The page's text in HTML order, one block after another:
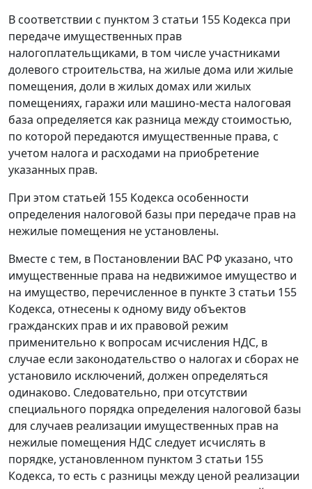
В соответствии с пунктом 3 статьи 155 Кодекса при
передаче имущественных прав
налогоплательщиками, в том числе участниками
долевого строительства, на жилые дома или жилые
помещения, доли в жилых домах или жилых
помещениях, гаражи или машино-места налоговая
база определяется как разница между стоимостью,
по которой передаются имущественные права, с
учетом налога и расходами на приобретение
указанных прав.
При этом статьей 155 Кодекса особенности
определения налоговой базы при передаче прав на
нежилые помещения не установлены.
Вместе с тем, в Постановлении ВАС РФ указано, что
имущественные права на недвижимое имущество и
на имущество, перечисленное в пункте 3 статьи 155
Кодекса, отнесены к одному виду объектов
гражданских прав и их правовой режим
применительно к вопросам исчисления НДС, в
случае если законодательство о налогах и сборах не
установило исключений, должен определяться
одинаково. Следовательно, при отсутствии
специального порядка определения налоговой базы
для случаев реализации имущественных прав на
нежилые помещения НДС следует исчислять в
порядке, установленном пунктом 3 статьи 155
Кодекса, то есть с разницы между ценой реализации